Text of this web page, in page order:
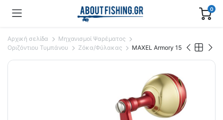
0
Αρχική σελίδα
Μηχανισμοί Ψαρέματος
Οριζόντιου Τυμπάνου
Ζόκα/Φύλακας MAXEL Armory 15